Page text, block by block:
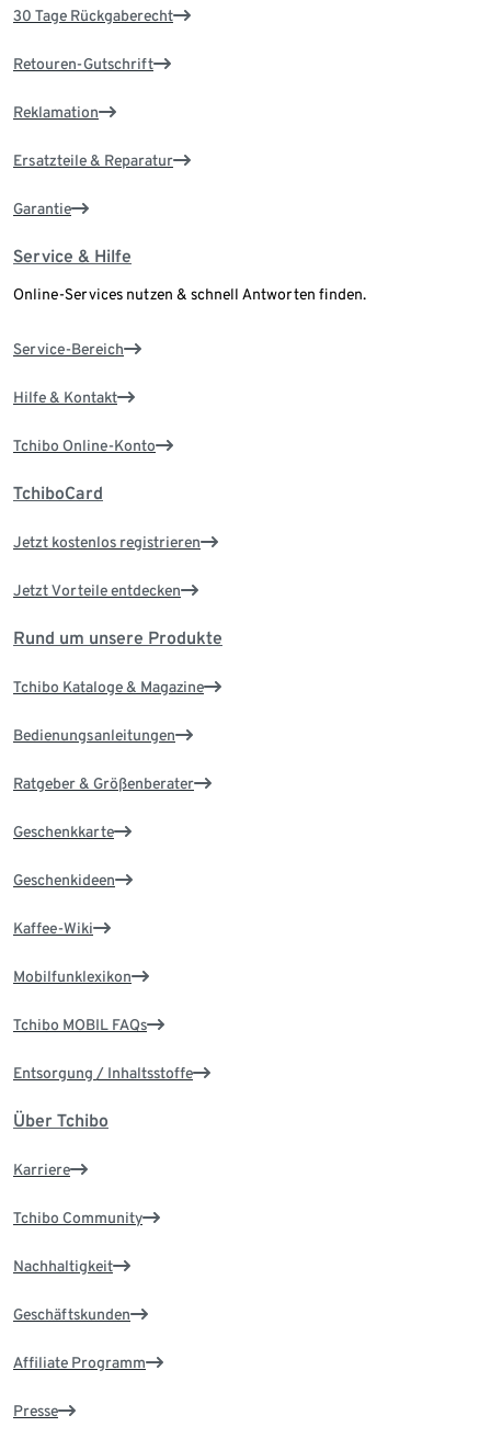
30 Tage Rückgaberecht
Retouren-Gutschrift
Reklamation
Ersatzteile & Reparatur
Garantie
Service & Hilfe
Online-Services nutzen & schnell Antworten finden.
Service-Bereich
Hilfe & Kontakt
Tchibo Online-Konto
TchiboCard
Jetzt kostenlos registrieren
Jetzt Vorteile entdecken
Rund um unsere Produkte
Tchibo Kataloge & Magazine
Bedienungsanleitungen
Ratgeber & Größenberater
Geschenkkarte
Geschenkideen
Kaffee-Wiki
Mobilfunklexikon
Tchibo MOBIL FAQs
Entsorgung / Inhaltsstoffe
Über Tchibo
Karriere
Tchibo Community
Nachhaltigkeit
Geschäftskunden
Affiliate Programm
Presse